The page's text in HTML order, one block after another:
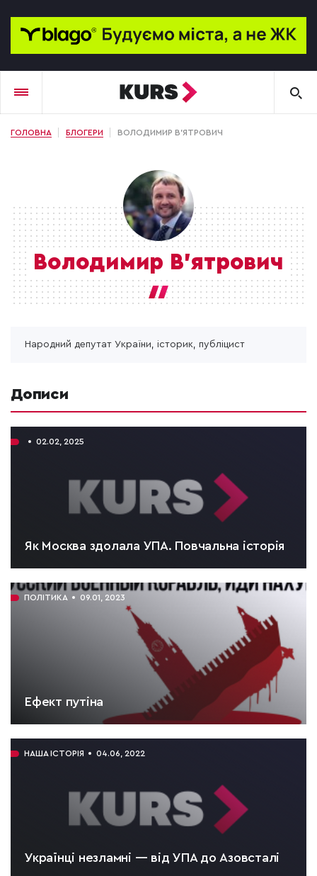
ГОЛОВНА БЛОГЕРИ ВОЛОДИМИР В'ЯТРОВИЧ
Володимир В'ятрович
Народний депутат України, історик, публіцист
Дописи
02.02, 2025
Як Москва здолала УПА. Повчальна історія
ЧИТАТИ:
4 хв.
ПОЛІТИКА
09.01, 2023
Ефект путіна
ЧИТАТИ:
3 хв.
НАША ІСТОРІЯ
04.06, 2022
Українці незламні — від УПА до Азовсталі